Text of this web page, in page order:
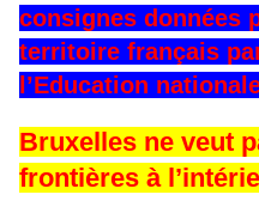
consignes données
territoire français
l’Education
Bruxelles ne veut
frontières à